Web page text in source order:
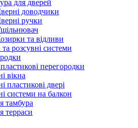
для дверей
доводчики
ручки
та відливи
розсувні системи
перегородки
вікна
пластикові двері
системи на балкон
тамбура
терраси